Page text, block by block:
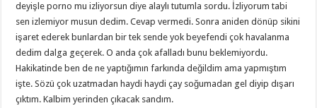
deyişle porno mu izliyorsun diye alaylı tutumla sordu. İzliyorum tabi
sen izlemiyor musun dedim. Cevap vermedi. Sonra aniden dönüp sikini
işaret ederek bunlardan bir tek sende yok beyefendi çok havalanma
dedim dalga geçerek. O anda çok afalladı bunu beklemiyordu.
Hakikatinde ben de ne yaptığımın farkında değildim ama yapmıştım
işte. Sözü çok uzatmadan haydi haydi çay soğumadan gel diyip dışarı
çıktım. Kalbim yerinden çıkacak sandım.